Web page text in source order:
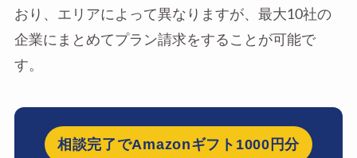
おり、エリアによって異なりますが、最大10社の
企業にまとめてプラン請求をすることが可能で
す。
相談完了でAmazonギフト1000円分